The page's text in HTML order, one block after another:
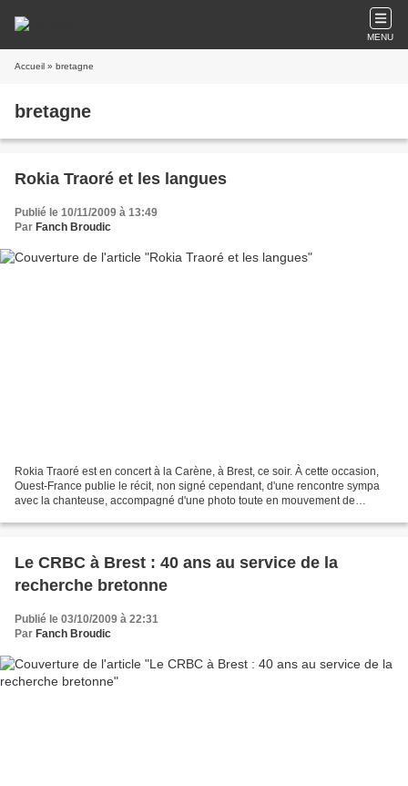
MENU
Accueil » bretagne
bretagne
Rokia Traoré et les langues
Publié le 10/11/2009 à 13:49
Par Fanch Broudic
Rokia Traoré est en concert à la Carène, à Brest, ce soir. À cette occasion,
Ouest-France publie le récit, non signé cependant, d'une rencontre sympa
avec la chanteuse, accompagné d'une photo toute en mouvement de
Le CRBC à Brest : 40 ans au service de la
recherche bretonne
Publié le 03/10/2009 à 22:31
Par Fanch Broudic